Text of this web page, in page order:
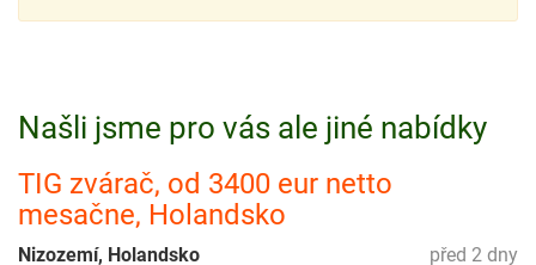
Našli jsme pro vás ale jiné nabídky
TIG zvárač, od 3400 eur netto
mesačne, Holandsko
před 2 dny
Nizozemí, Holandsko